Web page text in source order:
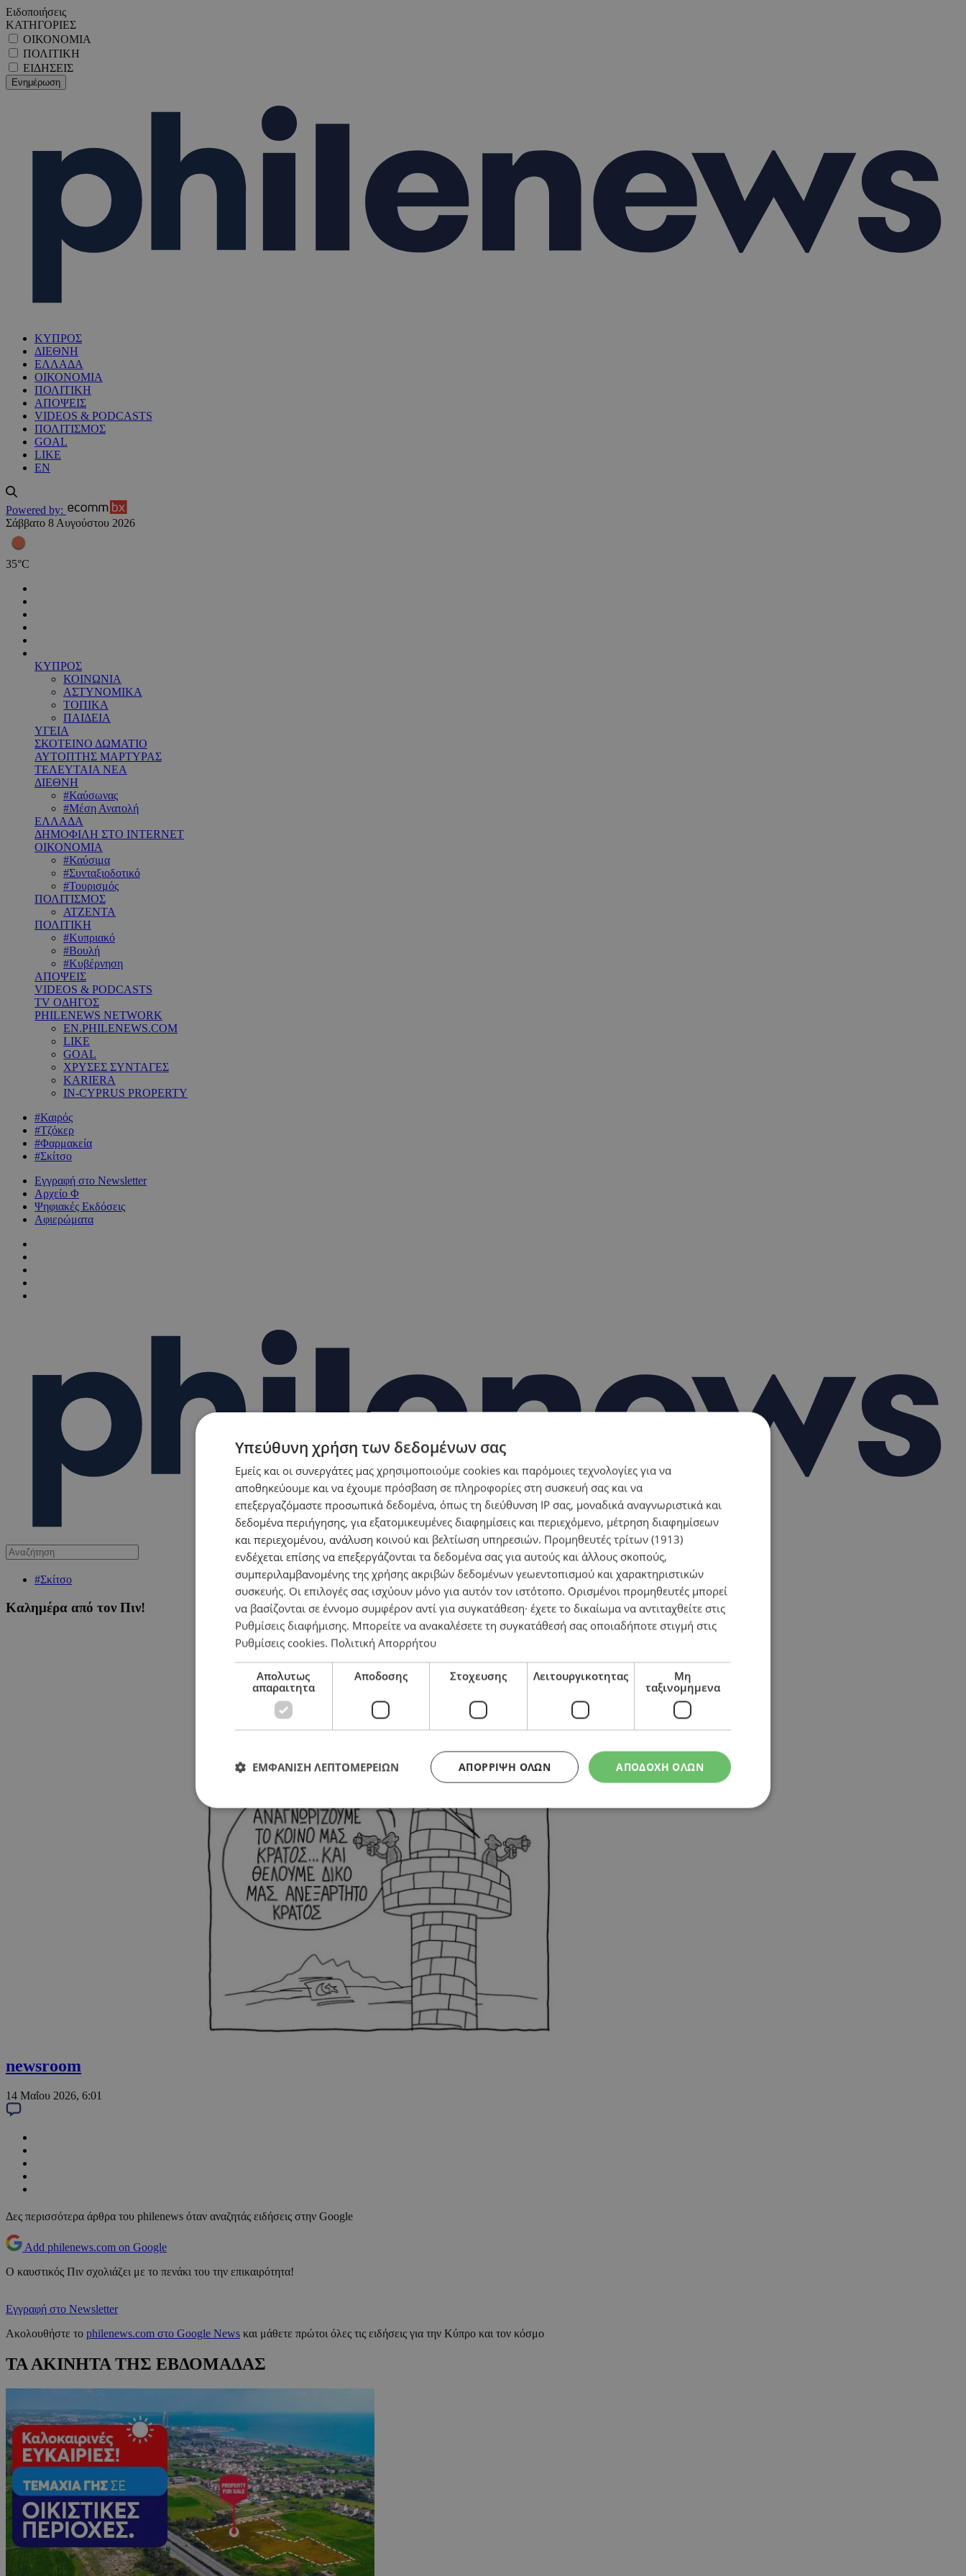
Ειδοποιήσεις
ΚΑΤΗΓΟΡΙΕΣ
ΟΙΚΟΝΟΜΙΑ
ΠΟΛΙΤΙΚΗ
ΕΙΔΗΣΕΙΣ
ΚΥΠΡΟΣ
ΔΙΕΘΝΗ
ΕΛΛΑΔΑ
ΟΙΚΟΝΟΜΙΑ
ΠΟΛΙΤΙΚΗ
ΑΠΟΨΕΙΣ
VIDEOS & PODCASTS
ΠΟΛΙΤΙΣΜΟΣ
GOAL
LIKE
EN
Powered by:
Σάββατο 8 Αυγούστου 2026
35°C
ΚΥΠΡΟΣ
ΚΟΙΝΩΝΙΑ
ΑΣΤΥΝΟΜΙΚΑ
ΤΟΠΙΚΑ
ΠΑΙΔΕΙΑ
ΥΓΕΙΑ
ΣΚΟΤΕΙΝΟ ΔΩΜΑΤΙΟ
ΑΥΤΟΠΤΗΣ ΜΑΡΤΥΡΑΣ
ΤΕΛΕΥΤΑΙΑ ΝΕΑ
ΔΙΕΘΝΗ
#Καύσωνας
#Μέση Ανατολή
ΕΛΛΑΔΑ
ΔΗΜΟΦΙΛΗ ΣΤΟ INTERNET
ΟΙΚΟΝΟΜΙΑ
#Καύσιμα
#Συνταξιοδοτικό
#Τουρισμός
ΠΟΛΙΤΙΣΜΟΣ
ΑΤΖΕΝΤΑ
ΠΟΛΙΤΙΚΗ
#Κυπριακό
#Βουλή
#Κυβέρνηση
ΑΠΟΨΕΙΣ
VIDEOS & PODCASTS
TV ΟΔΗΓΟΣ
PHILENEWS NETWORK
EN.PHILENEWS.COM
LIKE
GOAL
ΧΡΥΣΕΣ ΣΥΝΤΑΓΕΣ
KARIERA
IN-CYPRUS PROPERTY
#Καιρός
#Τζόκερ
#Φαρμακεία
#Σκίτσο
Εγγραφή στο Newsletter
Αρχείο Φ
Ψηφιακές Εκδόσεις
Αφιερώματα
#Σκίτσο
Καλημέρα από τον Πιν!
newsroom
14 Μαΐου 2026, 6:01
Δες περισσότερα άρθρα του philenews όταν αναζητάς ειδήσεις στην Google
Add philenews.com on Google
Ο καυστικός Πιν σχολιάζει με το πενάκι του την επικαιρότητα!
Εγγραφή στο Newsletter
Ακολουθήστε το philenews.com στο Google News και μάθετε πρώτοι όλες τις ειδήσεις για την Κύπρο και τον κόσμο
ΤΑ ΑΚΙΝΗΤΑ ΤΗΣ ΕΒΔΟΜΑΔΑΣ
Υπεύθυνη χρήση των δεδομένων σας
Εμείς και οι συνεργάτες μας χρησιμοποιούμε cookies και παρόμοιες τεχνολογίες για να
αποθηκεύουμε και να έχουμε πρόσβαση σε πληροφορίες στη συσκευή σας και να
επεξεργαζόμαστε προσωπικά δεδομένα, όπως τη διεύθυνση IP σας, μοναδικά αναγνωριστικά και
δεδομένα περιήγησης, για εξατομικευμένες διαφημίσεις και περιεχόμενο, μέτρηση διαφημίσεων
και περιεχομένου, ανάλυση κοινού και βελτίωση υπηρεσιών. Προμηθευτές τρίτων (1913)
ενδέχεται επίσης να επεξεργάζονται τα δεδομένα σας για αυτούς και άλλους σκοπούς,
συμπεριλαμβανομένης της χρήσης ακριβών δεδομένων γεωεντοπισμού και χαρακτηριστικών
συσκευής. Οι επιλογές σας ισχύουν μόνο για αυτόν τον ιστότοπο. Ορισμένοι προμηθευτές μπορεί
να βασίζονται σε έννομο συμφέρον αντί για συγκατάθεση· έχετε το δικαίωμα να αντιταχθείτε στις
Ρυθμίσεις διαφήμισης. Μπορείτε να ανακαλέσετε τη συγκατάθεσή σας οποιαδήποτε στιγμή στις
Ρυθμίσεις cookies. Πολιτική Απορρήτου
Απολυτως
απαραιτητα
Αποδοσης Στοχευσης Λειτουργικοτητας
Μη
ταξινομημενα
ΑΠΟΔΟΧΗ ΟΛΩΝ
ΑΠΌΡΡΙΨΗ ΌΛΩΝ
ΕΜΦΑΝΙΣΗ ΛΕΠΤΟΜΕΡΕΙΩΝ